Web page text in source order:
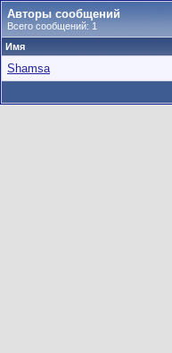
Авторы сообщений
Всего сообщений: 1
Имя
Shamsa